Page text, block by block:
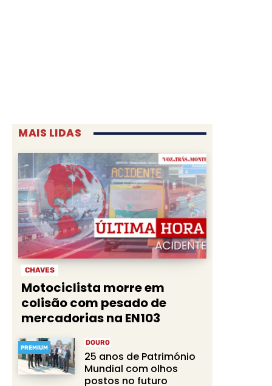
MAIS LIDAS
CHAVES
Motociclista morre em
colisão com pesado de
mercadorias na EN103
PREMIUM
DOURO
25 anos de Património
Mundial com olhos
postos no futuro